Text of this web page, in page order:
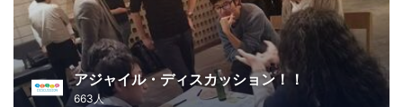
アジャイル・ディスカッション！！
663人